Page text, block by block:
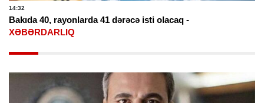
14:32
Bakıda 40, rayonlarda 41 dərəcə isti olacaq -
XƏBƏRDARLIQ